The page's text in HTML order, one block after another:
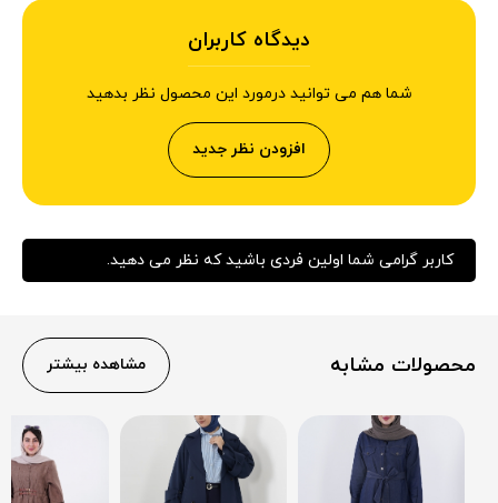
دیدگاه کاربران
شما هم می توانید درمورد این محصول نظر بدهید
افزودن نظر جدید
کاربر گرامی شما اولین فردی باشید که نظر می دهید.
محصولات مشابه مشاهده بیشتر